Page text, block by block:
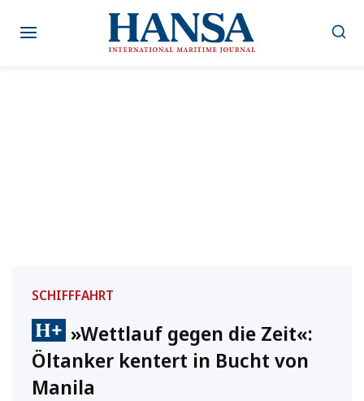
Inhalt
SCHIFFFAHRT
»Wettlauf gegen die Zeit«:
Öltanker kentert in Bucht von
Manila